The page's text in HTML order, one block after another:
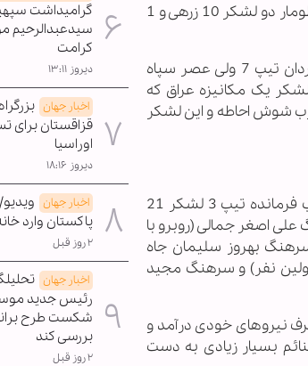
در عملیات فتح المبین که از دومین روز عید سال 1361 به مدت یک هفته در غرب کرخه اجرا شد، طومار دو لشکر 10 زرهی و 1
در مرحله سوم این عملیات، قرارگاه نصر، شامل نصر1 (متشکل از تیپ 1 لشکر 21 حمزه و 4 گردان تیپ 7 ولی عصر سپاه
7 ولی عصر سپاه پاسداران)، لشکر یک مکانیزه عراق که
شوش احاطه و این لشکر
عکس فوق در شروع این مرحله ازعملیات فتح المبین گرفته شده است که در آن سرهنگ پورداراب فرمانده تیپ 3 لشکر 21
ارتش سرهنگ علی اصغر جمالی (روبرو با
(نفر کنار نقشه)، سرهنگ بهروز سلیمان جاه
سالارکیا رییس رکن 3 لشکر 21 (سمت راست، اولین نفر) و سرهنگ مجید
سایت 4 و سایت 5 و رادار منطقه به تصرف نیروهای خودی درآمد و
بسیار زیادی به دست
گرامیداشت
سیدعبدالرحیم
کرامت
دیروز ۱۳:۱۱
اخبار جهان
قزاقستان برای
اوراسیا
دیروز ۱۸:۱۶
اخبار جهان
پاکستان وارد
۲ روز قبل
اخبار جهان
رئیس جدید
شکست طرح
بررسی کند
۲ روز قبل